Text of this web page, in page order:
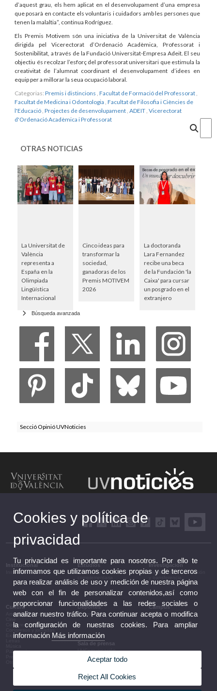
d’aquest grau, els hem aplicat en el desenvolupament d’una empresa
que posarà en contacte els voluntaris i cuidadors amb les persones que
tenen la malaltia”, continua Rodríguez.
Els Premis Motivem són una iniciativa de la Universitat de València
dirigida pel Vicerectorat d’Ordenació Acadèmica, Professorat i
Sostenibilitat, a través de la Fundació Universitat-Empresa Adeit. El seu
objectiu és recolzar l’esforç del professorat universitari que estimula la
creativitat de l’alumnat coordinant el desenvolupament d’idees en
equip per a millorar la seua ocupació laboral.
Categorias: Premis i distincions Facultat de Formació del Professorat
Facultat de Medicina i Odontologia Facultat de Filosofia i Ciències de
l'Educació Projectes de desenvolupament ADEIT Vicerectorat
d'Ordenació Acadèmica i Professorat
OTRAS NOTICIAS
La Universitat de
València
representa a
España en la
Olimpiada
Lingüística
Internacional
Cinco ideas para
transformar la
sociedad,
ganadoras de los
Premis MOTIVEM
2026
La doctoranda
Lara Fernandez
recibe una beca
de la Fundación 'la
Caixa' para cursar
un posgrado en el
extranjero
Búsqueda avanzada
Secció Opinió UVNoticies
Institucional
Institucional
Estudios
Estudios y formación
Investigación
Investigación, innovación
Cultura
Artes escénicas
Conferencias y debates
Congresos y jornadas
Exposiciones
Patrimonio
Deportes
Deportes
Campus
Campus
Sala de prensa
UVComunicación
Notas de prensa
Agenda de gobierno
Información corporativa
Cookies y política de
privacidad
Tu privacidad es importante para nosotros. Por ello te
informamos que utilizamos cookies propias y de terceros
para realizar análisis de uso y medición de nuestra página
web con el fin de personalizar contenidos,así como
proporcionar funcionalidades a las redes sociales o
analizar nuestro tráfico. Para continuar acepta o modifica
la configuración de nuestras cookies. Para ampliar
información Más información
Aceptar todo
Reject All Cookies